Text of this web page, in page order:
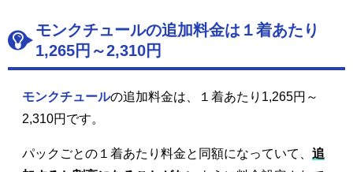
モンクチュールの追加料金は１着あたり
1,265円～2,310円
モンクチュールの追加料金は、１着あたり1,265円～
2,310円です。
パックごとの１着あたり料金と同額になっていて、 追